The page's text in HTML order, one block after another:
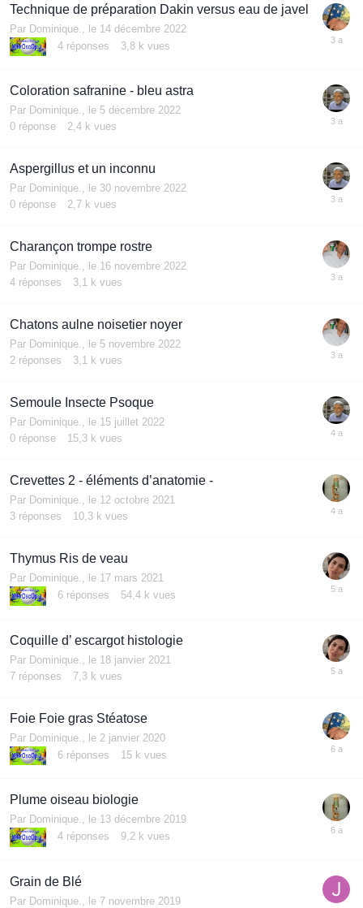
Technique de préparation Dakin versus eau de javel
Par Dominique.
le 14 décembre 2022
4 réponses 3,8 k vues
Coloration safranine - bleu astra
Par Dominique., le 5 décembre 2022
0 réponse 2,4 k vues
Aspergillus et un inconnu
Par Dominique., le 30 novembre 2022
0 réponse 2,7 k vues
Charançon trompe rostre
Par Dominique., le 16 novembre 2022
4 réponses 3,1 k vues
Chatons aulne noisetier noyer
Par Dominique., le 5 novembre 2022
2 réponses 3,1 k vues
Semoule Insecte Psoque
Par Dominique., le 15 juillet 2022
0 réponse 15,3 k vues
Crevettes 2 - éléments d’anatomie -
Par Dominique., le 12 octobre 2021
3 réponses 10,3 k vues
Thymus Ris de veau
Par Dominique., le 17 mars 2021
6 réponses 54,4 k vues
Coquille d’ escargot histologie
Par Dominique.
le 18 janvier 2021
7 réponses 7,3 k vues
Foie Foie gras Stéatose
Par Dominique.
le 2 janvier 2020
6 réponses 15 k vues
Plume oiseau biologie
Par Dominique., le 13 décembre 2019
4 réponses 9,2 k vues
Grain de Blé
Par Dominique.
le 7 novembre 2019